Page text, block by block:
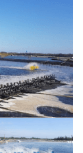
thích ứng của
ty Cổ phần Thương